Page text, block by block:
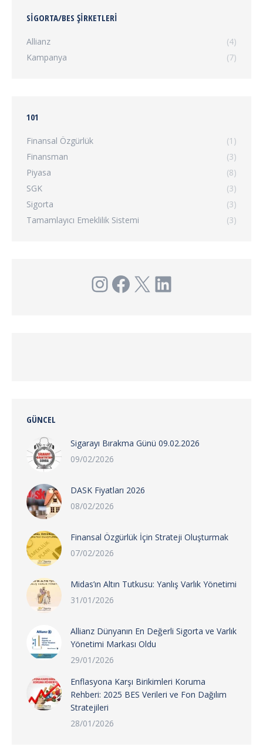
SIGORTA/BES ŞIRKETLERI
Allianz
(4)
Kampanya
(7)
101
Finansal Özgürlük
(1)
Finansman
(3)
Piyasa
(8)
SGK
(3)
Sigorta
(3)
Tamamlayıcı Emeklilik Sistemi
(3)
Instagram
Facebook
X LinkedIn
GÜNCEL
Sigarayı Bırakma Günü 09.02.2026
09/02/2026
DASK Fiyatları 2026
08/02/2026
Finansal Özgürlük İçin Strateji Oluşturmak
07/02/2026
Midas’ın Altın Tutkusu: Yanlış Varlık Yönetimi
31/01/2026
Allianz Dünyanın En Değerli Sigorta ve Varlık
Yönetimi Markası Oldu
29/01/2026
Enflasyona Karşı Birikimleri Koruma
Rehberi: 2025 BES Verileri ve Fon Dağılım
Stratejileri
28/01/2026